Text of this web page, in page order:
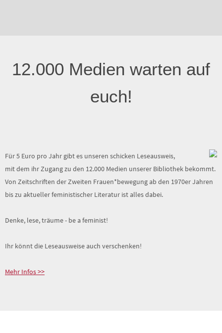
12.000 Medien warten auf
euch!
Für 5 Euro pro Jahr gibt es unseren schicken Leseausweis,
mit dem ihr Zugang zu den 12.000 Medien unserer Bibliothek bekommt.
Von Zeitschriften der Zweiten Frauen*bewegung ab den 1970er Jahren
bis zu aktueller feministischer Literatur ist alles dabei.
Denke, lese, träume - be a feminist!
Ihr könnt die Leseausweise auch verschenken!
Mehr Infos >>